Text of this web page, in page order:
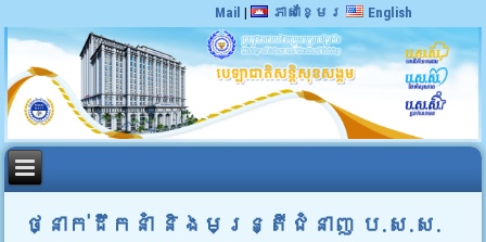
Mail | ភាសាខ្មែរ English
ថ្នាក់ដឹកនាំ និងមន្ត្រីជំនាញ ប.ស.ស.